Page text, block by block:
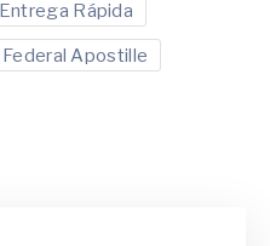
Rápida
Federal Apostille